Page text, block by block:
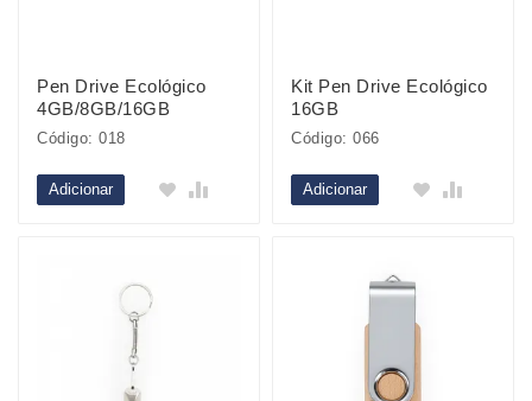
Pen Drive Ecológico
4GB/8GB/16GB
Código: 018
Adicionar
Kit Pen Drive Ecológico
16GB
Código: 066
Adicionar